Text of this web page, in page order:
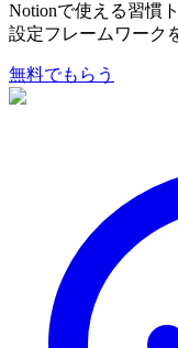
Notionで使える習慣
設定フレームワーク
無料でもらう